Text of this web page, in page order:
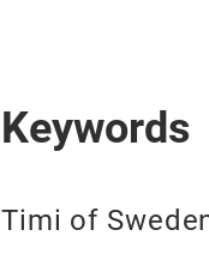
Keywords
Timi of